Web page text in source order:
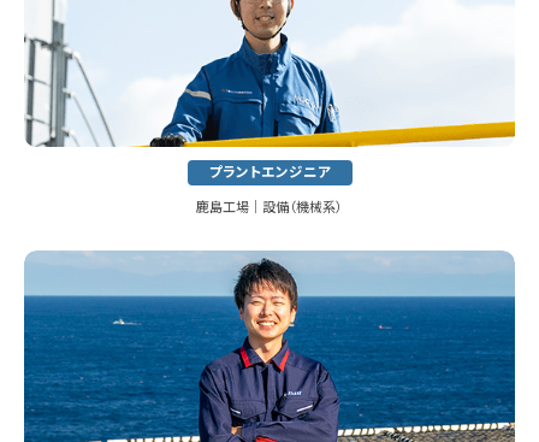
プラントエンジニア
鹿島工場│設備（機械系）